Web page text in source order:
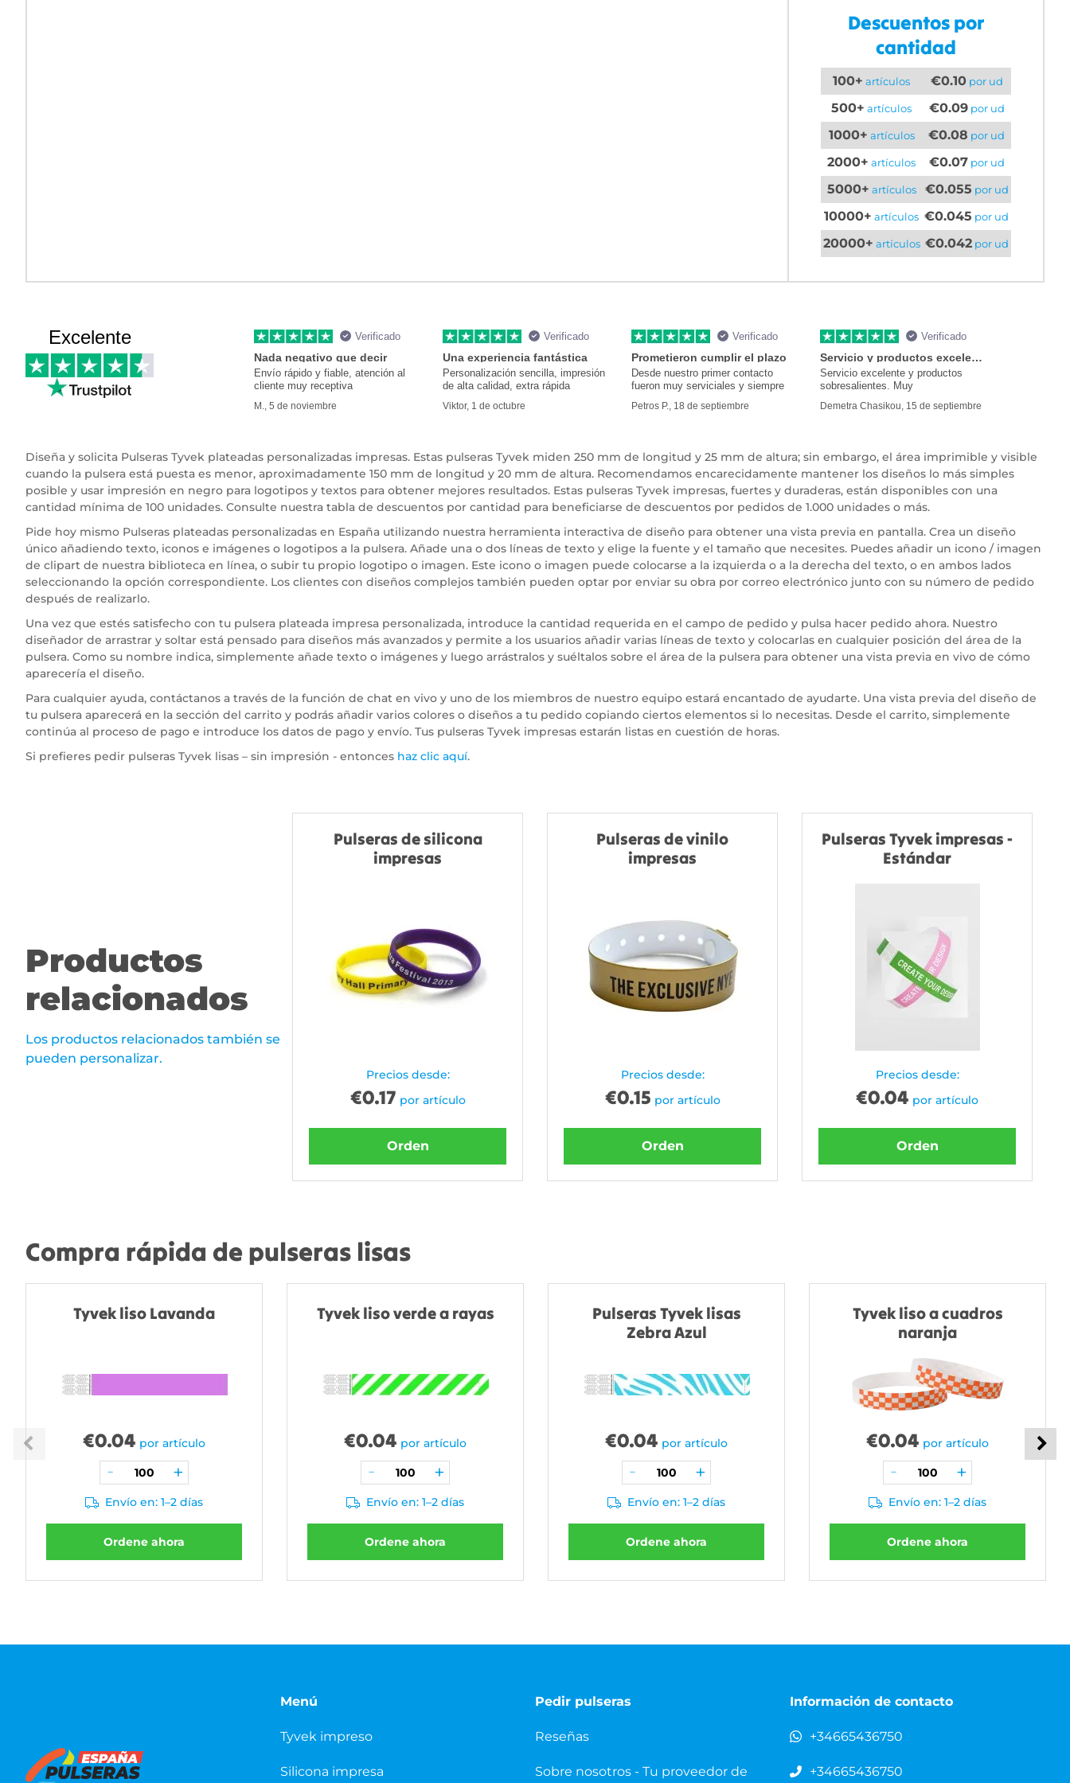
Descuentos por
cantidad
100+ artículos €0.10por ud
500+ artículos €0.09por ud
1000+ artículos €0.08 por ud
2000+ artículos €0.07por ud
5000+ artículos €0.055 por ud
10000+ artículos €0.045 por ud
20000+ artículos €0.042por ud
Excelente Verificado
Nada negativo que decir
Envío rápido y fiable, atención al
cliente muy receptiva
M., 5 de noviembre
Verificado
Una experiencia fantástica
Personalización sencilla, impresión
de alta calidad, extra rápida
Viktor, 1 de octubre
Verificado
Prometieron cumplir el plazo
Desde nuestro primer contacto
fueron muy serviciales y siempre
Petros P., 18 de septiembre
Verificado
Servicio y productos excelentes
Servicio excelente y productos
sobresalientes. Muy
Demetra Chasikou, 15 de septiembre
Diseña y solicita Pulseras Tyvek plateadas personalizadas impresas. Estas pulseras Tyvek miden 250 mm de longitud y 25 mm de altura; sin embargo, el área imprimible y visible
cuando la pulsera está puesta es menor, aproximadamente 150 mm de longitud y 20 mm de altura. Recomendamos encarecidamente mantener los diseños lo más simples
posible y usar impresión en negro para logotipos y textos para obtener mejores resultados. Estas pulseras Tyvek impresas, fuertes y duraderas, están disponibles con una
cantidad mínima de 100 unidades. Consulte nuestra tabla de descuentos por cantidad para beneficiarse de descuentos por pedidos de 1.000 unidades o más.
Pide hoy mismo Pulseras plateadas personalizadas en España utilizando nuestra herramienta interactiva de diseño para obtener una vista previa en pantalla. Crea un diseño
único añadiendo texto, iconos e imágenes o logotipos a la pulsera. Añade una o dos líneas de texto y elige la fuente y el tamaño que necesites. Puedes añadir un icono / imagen
de clipart de nuestra biblioteca en línea, o subir tu propio logotipo o imagen. Este icono o imagen puede colocarse a la izquierda o a la derecha del texto, o en ambos lados
seleccionando la opción correspondiente. Los clientes con diseños complejos también pueden optar por enviar su obra por correo electrónico junto con su número de pedido
después de realizarlo.
Una vez que estés satisfecho con tu pulsera plateada impresa personalizada, introduce la cantidad requerida en el campo de pedido y pulsa hacer pedido ahora. Nuestro
diseñador de arrastrar y soltar está pensado para diseños más avanzados y permite a los usuarios añadir varias líneas de texto y colocarlas en cualquier posición del área de la
pulsera. Como su nombre indica, simplemente añade texto o imágenes y luego arrástralos y suéltalos sobre el área de la pulsera para obtener una vista previa en vivo de cómo
aparecería el diseño.
Para cualquier ayuda, contáctanos a través de la función de chat en vivo y uno de los miembros de nuestro equipo estará encantado de ayudarte. Una vista previa del diseño de
tu pulsera aparecerá en la sección del carrito y podrás añadir varios colores o diseños a tu pedido copiando ciertos elementos si lo necesitas. Desde el carrito, simplemente
continúa al proceso de pago e introduce los datos de pago y envío. Tus pulseras Tyvek impresas estarán listas en cuestión de horas.
Si prefieres pedir pulseras Tyvek lisas – sin impresión - entonces haz clic aquí.
Productos
relacionados
Los productos relacionados también se
pueden personalizar.
Pulseras de silicona
impresas
Precios desde:
€0.17 por artículo
Orden
Pulseras de vinilo
impresas
Precios desde:
€0.15 por artículo
Orden
Pulseras Tyvek impresas -
Estándar
Precios desde:
€0.04 por artículo
Orden
Compra rápida de pulseras lisas
Tyvek liso Lavanda
€0.04 por artículo
Envío en: 1–2 días
Ordene ahora
Tyvek liso verde a rayas
€0.04 por artículo
Envío en: 1–2 días
Ordene ahora
Pulseras Tyvek lisas
Zebra Azul
€0.04 por artículo
Envío en: 1–2 días
Ordene ahora
Tyvek liso a cuadros
naranja
€0.04 por artículo
Envío en: 1–2 días
Ordene ahora
Menú
Tyvek impreso
Silicona impresa
Pedir pulseras
Reseñas
Sobre nosotros - Tu proveedor de
Información de contacto
+34665436750
+34665436750